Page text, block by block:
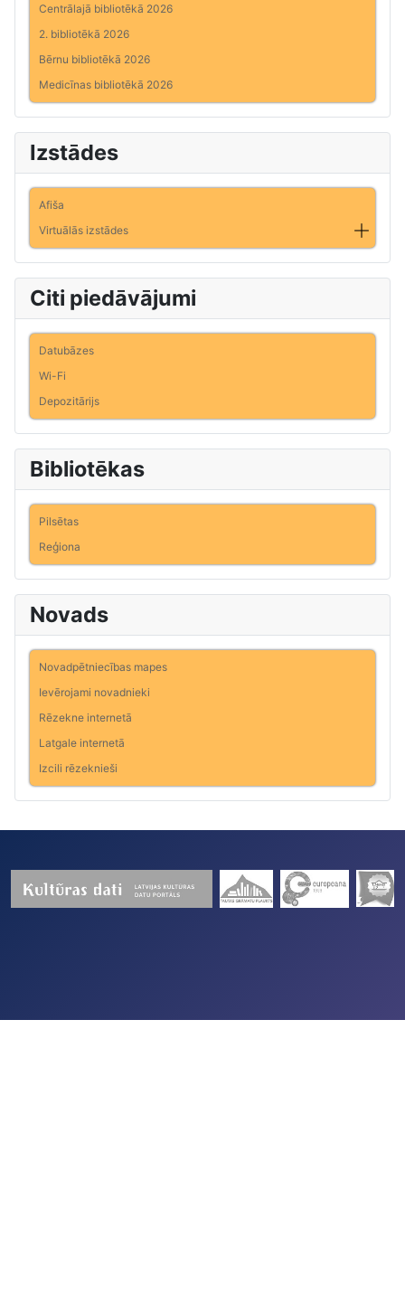
Centrālajā bibliotēkā 2026
2. bibliotēkā 2026
Bērnu bibliotēkā 2026
Medicīnas bibliotēkā 2026
Izstādes
Afiša
Virtuālās izstādes
Citi piedāvājumi
Datubāzes
Wi-Fi
Depozitārijs
Bibliotēkas
Pilsētas
Reģiona
Novads
Novadpētniecības mapes
Ievērojami novadnieki
Rēzekne internetā
Latgale internetā
Izcili rēzeknieši